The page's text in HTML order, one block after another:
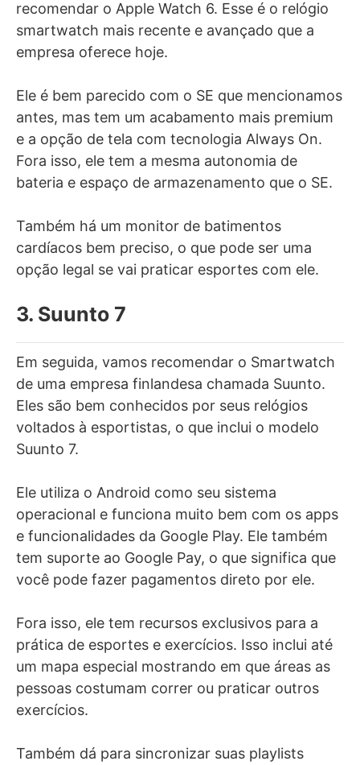
recomendar o Apple Watch 6. Esse é o relógio
smartwatch mais recente e avançado que a
empresa oferece hoje.
Ele é bem parecido com o SE que mencionamos
antes, mas tem um acabamento mais premium
e a opção de tela com tecnologia Always On.
Fora isso, ele tem a mesma autonomia de
bateria e espaço de armazenamento que o SE.
Também há um monitor de batimentos
cardíacos bem preciso, o que pode ser uma
opção legal se vai praticar esportes com ele.
3. Suunto 7
Em seguida, vamos recomendar o Smartwatch
de uma empresa finlandesa chamada Suunto.
Eles são bem conhecidos por seus relógios
voltados à esportistas, o que inclui o modelo
Suunto 7.
Ele utiliza o Android como seu sistema
operacional e funciona muito bem com os apps
e funcionalidades da Google Play. Ele também
tem suporte ao Google Pay, o que significa que
você pode fazer pagamentos direto por ele.
Fora isso, ele tem recursos exclusivos para a
prática de esportes e exercícios. Isso inclui até
um mapa especial mostrando em que áreas as
pessoas costumam correr ou praticar outros
exercícios.
Também dá para sincronizar suas playlists